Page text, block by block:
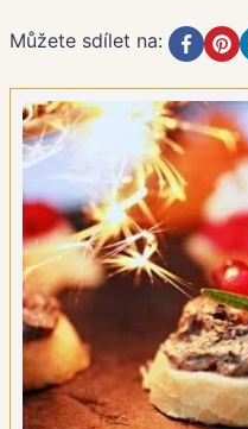
Můžete sdílet na: